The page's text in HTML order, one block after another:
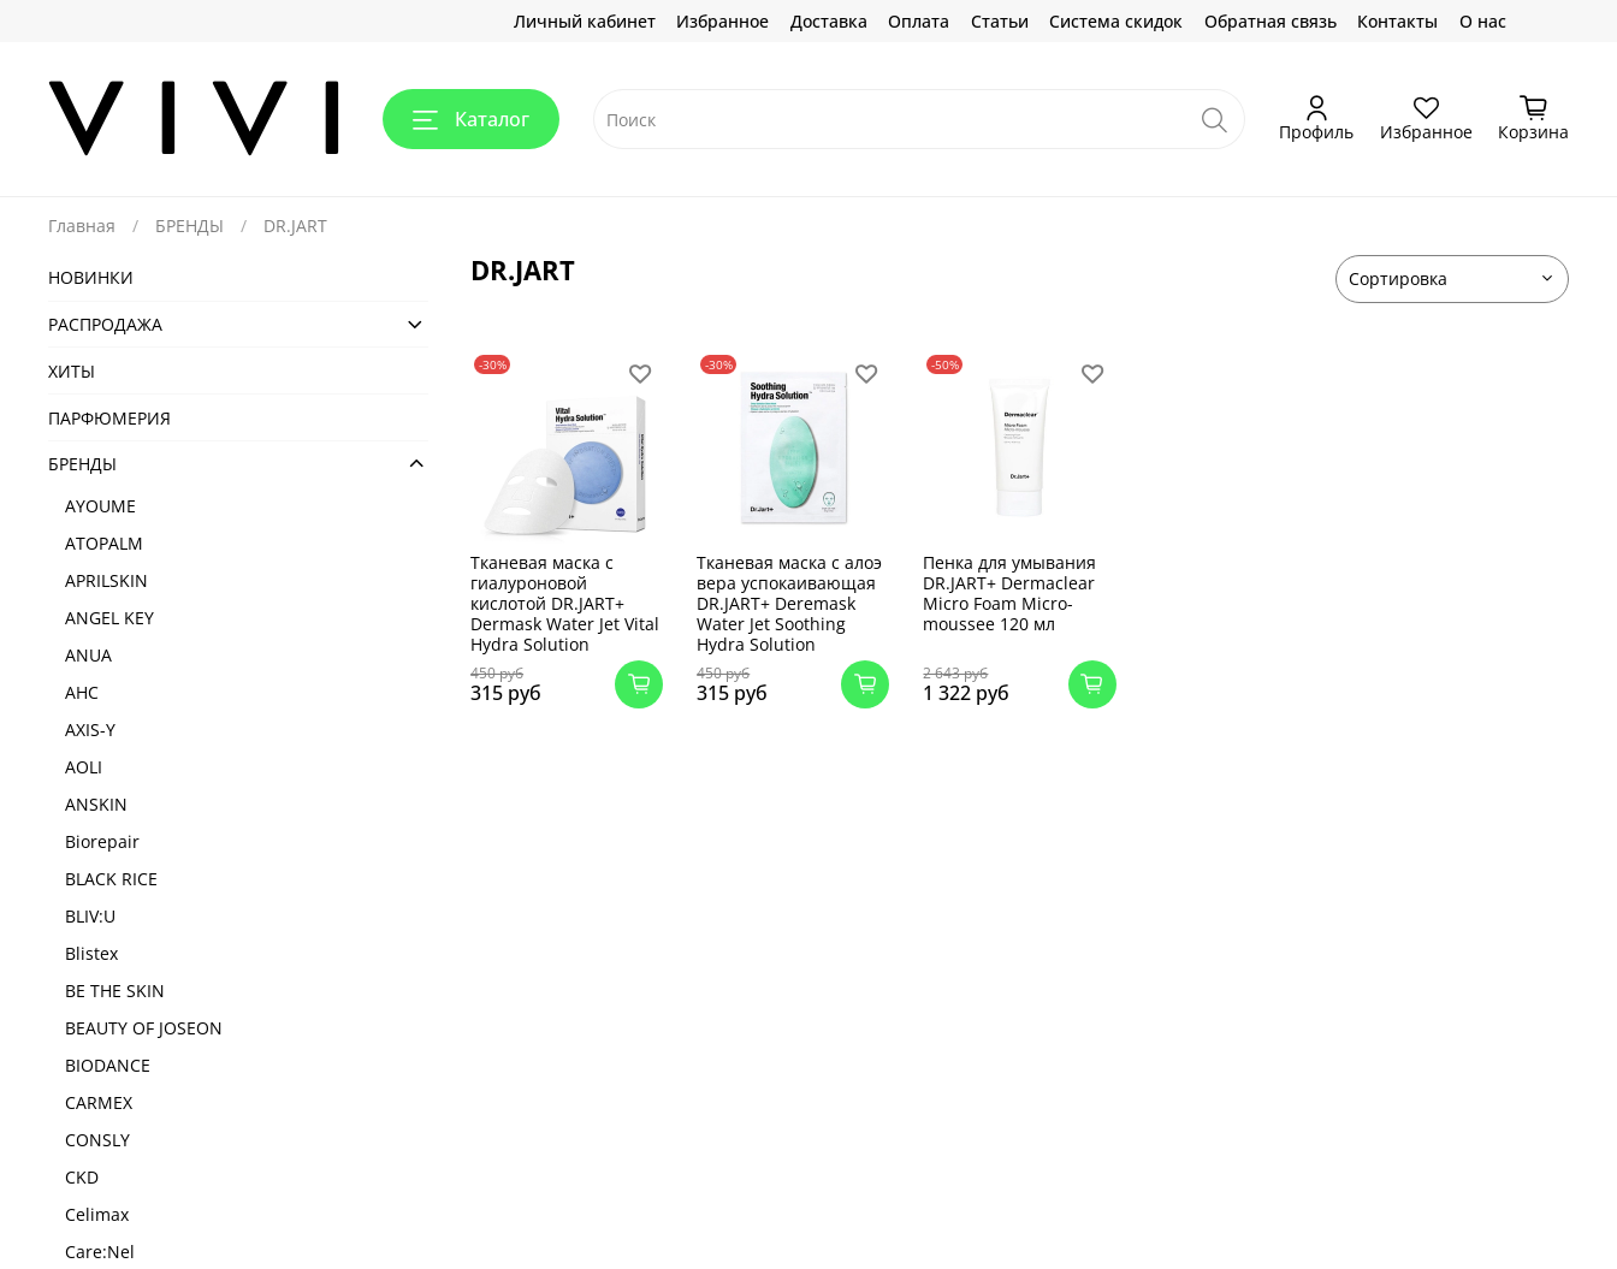
Личный кабинет Избранное Доставка Оплата Статьи Система скидок Обратная связь Контакты О нас
Каталог Профиль Избранное Корзина
Главная БРЕНДЫ DR.JART
DR.JART
-30%
Тканевая маска с
гиалуроновой
кислотой DR.JART+
Dermask Water Jet Vital
Hydra Solution
450 руб
315 руб
-30%
Тканевая маска с алоэ
вера успокаивающая
DR.JART+ Deremask
Water Jet Soothing
Hydra Solution
450 руб
315 руб
-50%
Пенка для умывания
DR.JART+ Dermaclear
Micro Foam Micro-
moussee 120 мл
2 643 руб
1 322 руб
НОВИНКИ
РАСПРОДАЖА
ХИТЫ
ПАРФЮМЕРИЯ
БРЕНДЫ
AYOUME
ATOPALM
APRILSKIN
ANGEL KEY
ANUA
AHC
AXIS-Y
AOLI
ANSKIN
Biorepair
BLACK RICE
BLIV:U
Blistex
BE THE SKIN
BEAUTY OF JOSEON
BIODANCE
CARMEX
CONSLY
CKD
Celimax
Care:Nel